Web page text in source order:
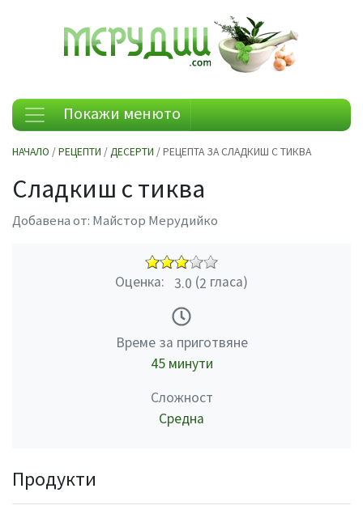
Покажи менюто
НАЧАЛО /РЕЦЕПТИ /ДЕСЕРТИ / РЕЦЕПТА ЗА СЛАДКИШ С ТИКВА
Сладкиш с тиква
Добавена от: Майстор Мерудийко
Оценка: 3.0 (2 гласа)
Време за приготвяне
45 минути
Сложност
Средна
Продукти